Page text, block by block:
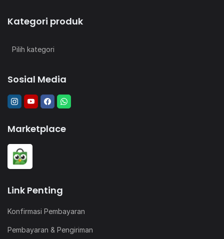
Kategori produk
Sosial Media
Marketplace
Link Penting
Konfirmasi Pembayaran
Pembayaran & Pengiriman